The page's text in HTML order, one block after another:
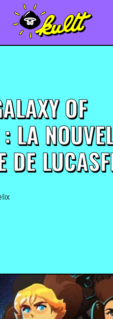
OF
LA
DE